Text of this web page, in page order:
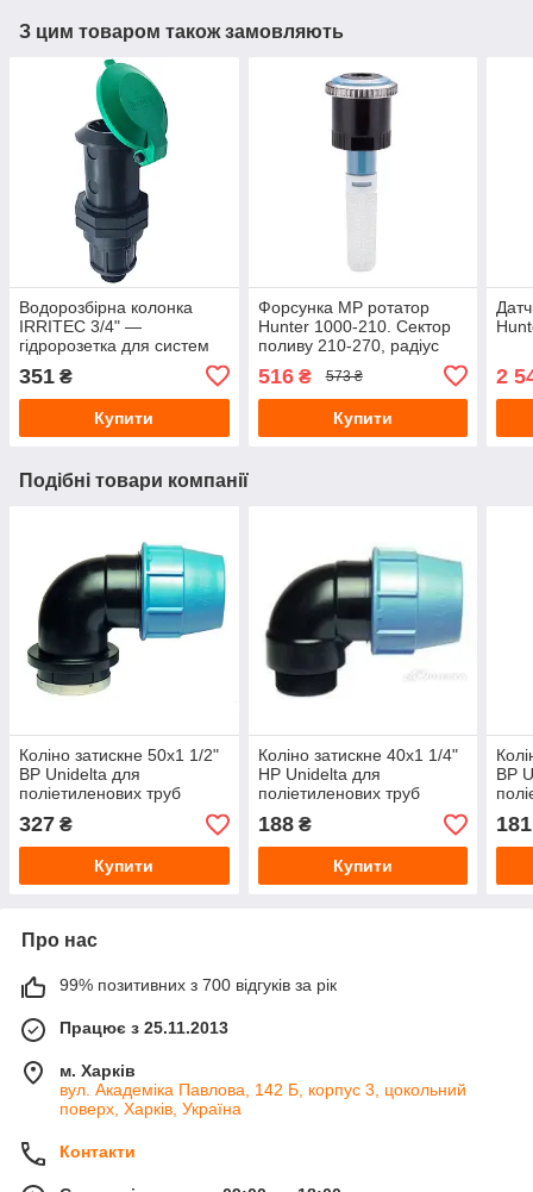
З цим товаром також замовляють
Водорозбірна колонка
IRRITEC 3/4" —
гідророзетка для систем
351 ₴
Купити
Форсунка МР ротатор
Hunter 1000-210. Сектор
поливу 210-270, радіус
516₴ 573 ₴
Купити
2
Подібні товари компанії
Коліно затискне 50х1 1/2"
ВР Unidelta для
поліетиленових труб
327 ₴
Купити
Коліно затискне 40х1 1/4"
НР Unidelta для
поліетиленових труб
188₴
Купити
ВР
181
Про нас
99% позитивних з 700 відгуків за рік
Працює з 25.11.2013
м. Харків
вул. Академіка Павлова, 142 Б, корпус 3, цокольний
поверх, Харків, Україна
Контакти